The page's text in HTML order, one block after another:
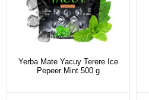
Yerba Mate Yacuy Terere Ice
Pepeer Mint 500 g